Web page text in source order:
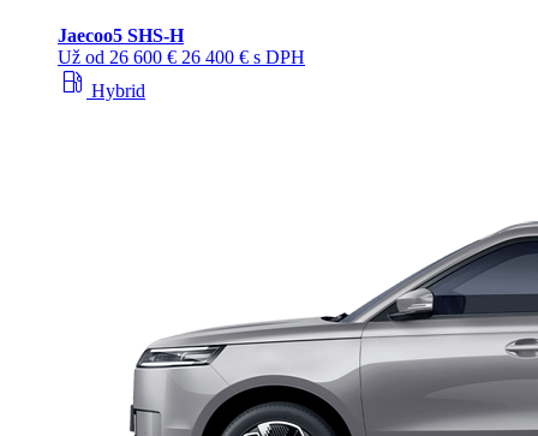
Jaecoo5 SHS-H
Už od 26 600 € 26 400 € s DPH
local_gas_station Hybrid